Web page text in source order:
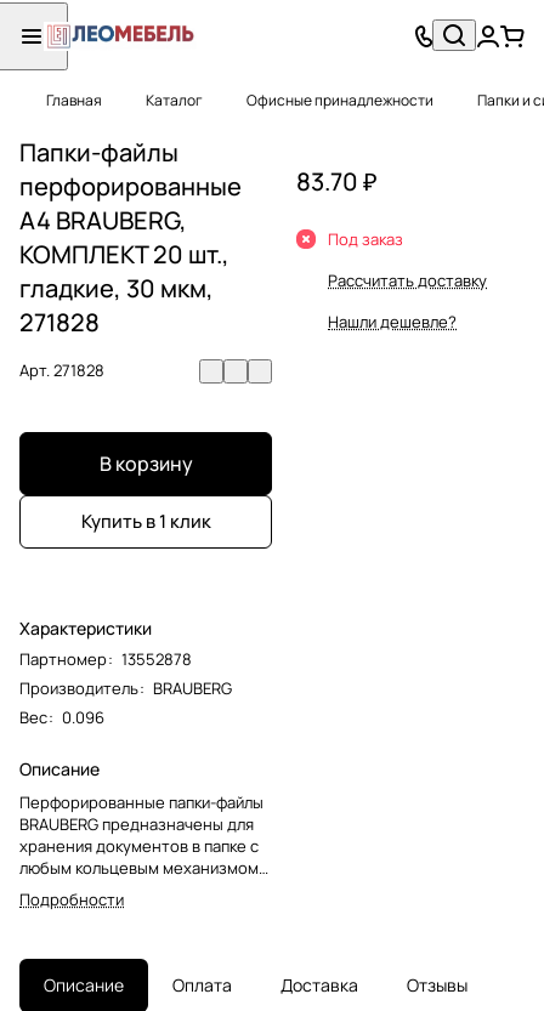
Главная Каталог Офисные принадлежности Папки и
Папки-файлы
перфорированные
А4 BRAUBERG,
КОМПЛЕКТ 20 шт.,
гладкие, 30 мкм,
271828
Арт.271828
В корзину
Купить в 1 клик
Характеристики
Партномер: 13552878
Производитель: BRAUBERG
Вес: 0.096
Описание
Перфорированные папки-файлы
BRAUBERG предназначены для
хранения документов в папке с
любым кольцевым механизмом
или
скоросшивателем.Перфопапки
размещением содержат
универсальную перфорацию,
Файлы являются незаменимым
Подробности
83.70 ₽
Под заказ
Рассчитать доставку
Нашли дешевле?
Описание Оплата Доставка Отзывы